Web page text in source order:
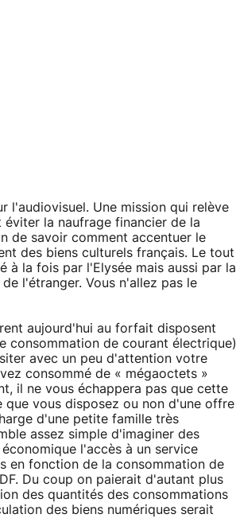
l'audiovisuel. Une mission qui relève
la naufrage financier de la
de savoir comment accentuer le
des biens culturels français. Le tout
à la fois par l'Elysée mais aussi par la
l'étranger. Vous n'allez pas le
aujourd'hui au forfait disposent
consommation de courant électrique)
avec un peu d'attention votre
consommé de « mégaoctets »
il ne vous échappera pas que cette
vous disposez ou non d'une offre
d'une petite famille très
assez simple d'imaginer des
l'accès à un service
en fonction de la consommation de
Du coup on paierait d'autant plus
des quantités des consommations
des biens numériques serait